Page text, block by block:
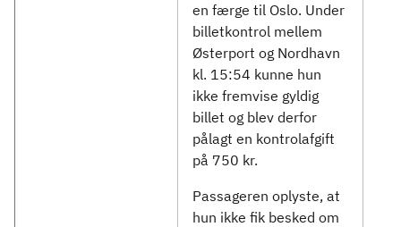
en færge til Oslo. Under
billetkontrol mellem
Østerport og Nordhavn
kl. 15:54 kunne hun
ikke fremvise gyldig
billet og blev derfor
pålagt en kontrolafgift
på 750 kr.
Passageren oplyste, at
hun ikke fik besked om